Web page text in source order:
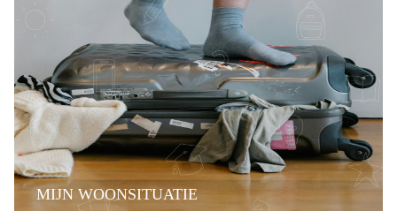
MIJN WOONSITUATIE